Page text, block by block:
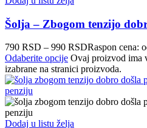
Šolja – Zbogom tenzijo
790 RSD – 990 RSDRaspon cena:
Odaberite opcije Ovaj proizvod ima
izabrane na stranici proizvoda.
Dodaj u listu želja